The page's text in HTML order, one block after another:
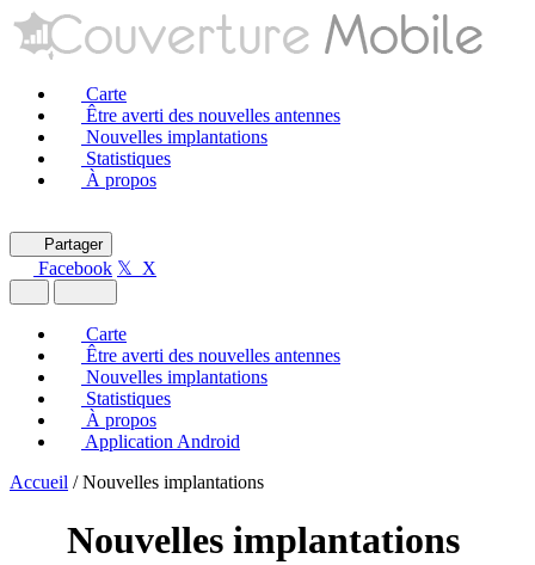
Carte
Être averti des nouvelles antennes
Nouvelles implantations
Statistiques
À propos
Partager
Facebook 𝕏 X
Carte
Être averti des nouvelles antennes
Nouvelles implantations
Statistiques
À propos
Application Android
Accueil / Nouvelles implantations
Nouvelles implantations